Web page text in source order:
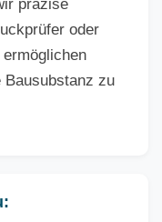
präzise
oder
Bausubstanz zu